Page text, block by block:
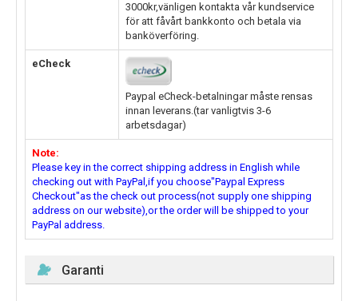
3000kr,vänligen kontakta vår kundservice
för att fåvårt bankkonto och betala via
banköverföring.
eCheck
Paypal eCheck-betalningar måste rensas
innan leverans.(tar vanligtvis 3-6
arbetsdagar)
Note:
Please key in the correct shipping address in English while
checking out with PayPal,if you choose"Paypal Express
Checkout"as the check out process(not supply one shipping
address on our website),or the order will be shipped to your
PayPal address.
Garanti